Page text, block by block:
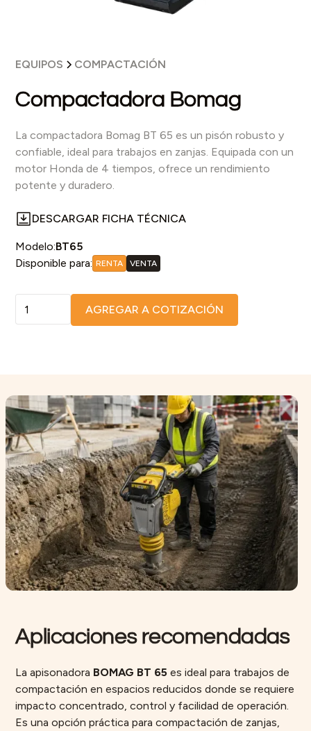
EQUIPOS COMPACTACIÓN
Compactadora Bomag
La compactadora Bomag BT 65 es un pisón robusto y
confiable, ideal para trabajos en zanjas. Equipada con un
motor Honda de 4 tiempos, ofrece un rendimiento
potente y duradero.
DESCARGAR FICHA TÉCNICA
Modelo:BT65
Disponible para: RENTA VENTA
AGREGAR A COTIZACIÓN
Aplicaciones recomendadas
La apisonadora BOMAG BT 65 es ideal para trabajos de
compactación en espacios reducidos donde se requiere
impacto concentrado, control y facilidad de operación.
Es una opción práctica para compactación de zanjas,